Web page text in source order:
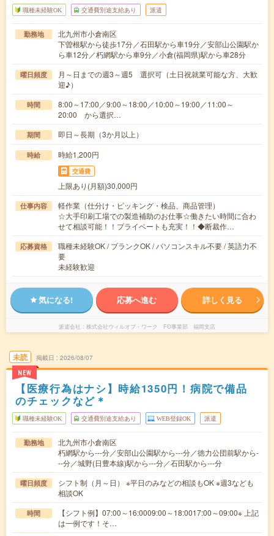
職種未経験OK 交通費別途支給あり 派遣
勤務地
北九州市小倉南区
下曽根駅から徒歩17分／石田駅から車19分／安部山公園駅か
ら車12分／朽網駅から車9分／小倉(福岡県)駅から車28分
曜日頻度
月～日までの週3～週5 選択可（土日祝就業可能な方、大歓
迎♪）
時間
8:00～17:00／9:00～18:00／10:00～19:00／11:00～
20:00 から選択…
期間 即日～長期（3か月以上）
時給 時給1,200円
交通費
上限あり(月額)30,000円
仕事内容
軽作業（仕分け・ピッキング・検品、商品管理）
☆大手印刷工場での製造補助のお仕事☆働きたい時間に合わ
せて相談可能！！プライベートも充実！！◆断裁作…
応募資格
職種未経験OK / ブランクOK / パソコンスキル不要 / 英語力不
要
未経験歓迎
気になる! 応募へ進む 詳しく見る
派遣会社 株式会社ウィルオブ・ワーク FO事業部 福岡支店
未読
NEW
掲載日 2026/08/07
【医療行為はナシ】時給1350円！病院で備品
のチェックなど＊
職種未経験OK 交通費別途支給あり WEB登録OK 派遣
勤務地
北九州市小倉南区
朽網駅から---分／安部山公園駅から---分／徳力公団前駅から-
--分／城野(日豊本線)駅から---分／石田駅から---分
曜日頻度
シフト制（月～日） ※平日のみなどの相談もOK ※週3なども
相談OK
時間
【シフト例】07:00～16:0009:00～18:0017:00～09:00※ 上記
は一例です！そ…